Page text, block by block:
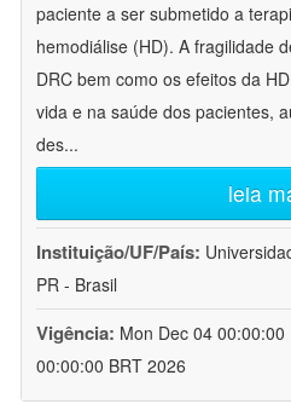
paciente a ser submetido a
hemodiálise (HD). A fragilidade
DRC bem como os efeitos da
vida e na saúde dos pacientes,
des...
leia
Instituição/UF/País:
PR - Brasil
Vigência: Mon Dec 04 00:00:00
00:00:00 BRT 2026